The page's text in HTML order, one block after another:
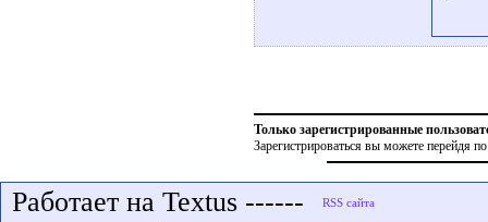
Только зарегистрированные
Зарегистрироваться вы можете перейдя
Работает на Textus ------